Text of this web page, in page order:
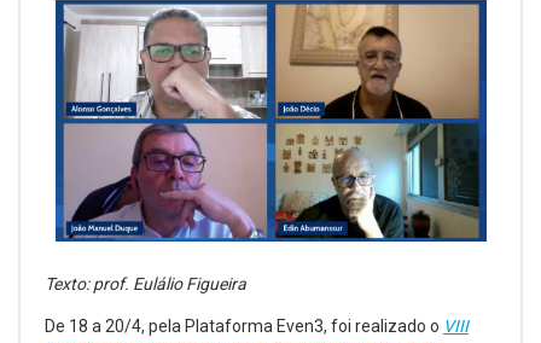
Texto: prof. Eulálio Figueira
De 18 a 20/4, pela Plataforma Even3, foi realizado o VIII